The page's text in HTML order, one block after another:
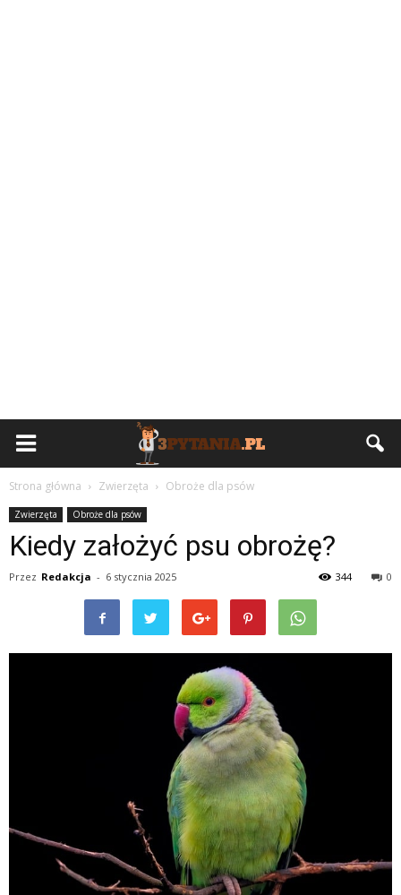
Strona główna Zwierzęta Obroże dla psów
Zwierzęta Obroże dla psów
Kiedy założyć psu obrożę?
Przez Redakcja - 6 stycznia 2025 0
344